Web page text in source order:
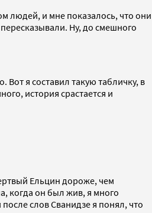
людей, и мне показалось, что они
Ну, до смешного
Вот я составил такую табличку, в
история срастается и
Ельцин дороже, чем
когда он был жив, я много
слов Сванидзе я понял, что